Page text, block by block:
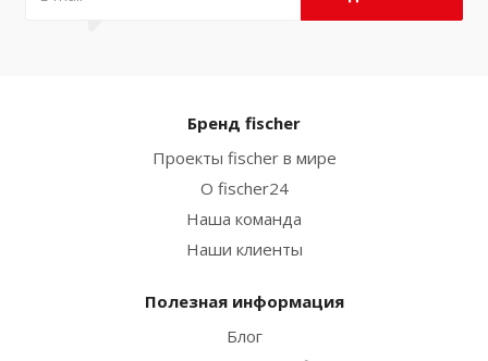
Бренд fischer
Проекты fischer в мире
О fischer24
Наша команда
Наши клиенты
Полезная информация
Блог